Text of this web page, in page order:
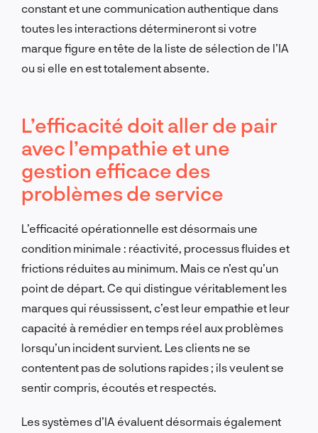
constant et une communication authentique dans
toutes les interactions détermineront si votre
marque figure en tête de la liste de sélection de l’IA
ou si elle en est totalement absente.
L’efficacité doit aller de pair
avec l’empathie et une
gestion efficace des
problèmes de service
L’efficacité opérationnelle est désormais une
condition minimale : réactivité, processus fluides et
frictions réduites au minimum. Mais ce n’est qu’un
point de départ. Ce qui distingue véritablement les
marques qui réussissent, c’est leur empathie et leur
capacité à remédier en temps réel aux problèmes
lorsqu’un incident survient. Les clients ne se
contentent pas de solutions rapides ; ils veulent se
sentir compris, écoutés et respectés.
Les systèmes d’IA évaluent désormais également